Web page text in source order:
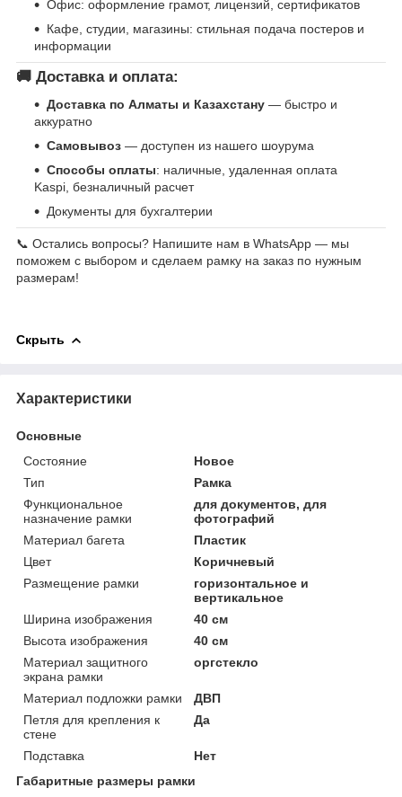
Офис: оформление грамот, лицензий, сертификатов
Кафе, студии, магазины: стильная подача постеров и
информации
🚚 Доставка и оплата:
Доставка по Алматы и Казахстану — быстро и
аккуратно
Самовывоз — доступен из нашего шоурума
Способы оплаты: наличные, удаленная оплата
Kaspi, безналичный расчет
Документы для бухгалтерии
📞 Остались вопросы? Напишите нам в WhatsApp — мы
поможем с выбором и сделаем рамку на заказ по нужным
размерам!
Скрыть
Характеристики
Основные
Состояние
Новое
Тип
Рамка
Функциональное
назначение рамки
для документов, для
фотографий
Материал багета
Пластик
Цвет
Коричневый
Размещение рамки
горизонтальное и
вертикальное
Ширина изображения
40 см
Высота изображения
40 см
Материал защитного
экрана рамки
оргстекло
Материал подложки рамки
ДВП
Петля для крепления к
стене
Да
Подставка
Нет
Габаритные размеры рамки